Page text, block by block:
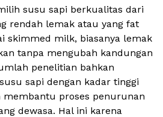
susu sapi berkualitas dari
rendah lemak atau yang fat
skimmed milk, biasanya lemak
tanpa mengubah kandungan
penelitian bahkan
sapi dengan kadar tinggi
proses penurunan
dewasa. Hal ini karena